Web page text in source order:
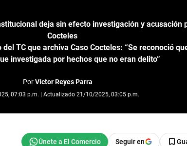
deja sin efecto investigación y acusación
Cocteles
TC que archiva Caso Cocteles: “Se reconoció
investigada por hechos que no eran delito”
PorVíctor Reyes Parra
07:03 p.m. | Actualizado 21/10/2025, 03:05 p.m.
Seguir en